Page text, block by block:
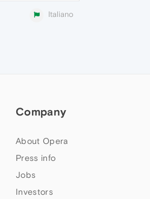
Italiano
Company
About Opera
Press info
Jobs
Investors